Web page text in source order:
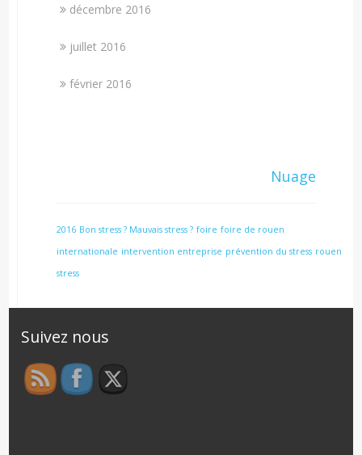
décembre 2016
juillet 2016
février 2016
Nuage
2016 Bon stress ? Mauvais stress ? foire foire de rouen
internationale intervention entreprise prévention du stress rouen
stress
Suivez nous